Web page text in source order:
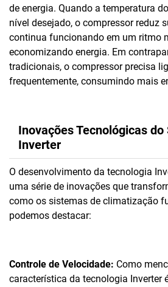
de energia. Quando a temperatura
nível desejado, o compressor reduz
continua funcionando em um ritmo
economizando energia. Em
tradicionais, o compressor precisa
frequentemente, consumindo mais
Inovações Tecnológicas do
Inverter
O desenvolvimento da tecnologia
uma série de inovações que
como os sistemas de climatização
podemos destacar:
Controle de Velocidade: Como
característica da tecnologia Inverter